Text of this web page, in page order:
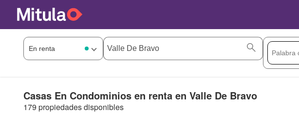
Casas En Condominios en renta en Valle De Bravo
179 propiedades disponibles